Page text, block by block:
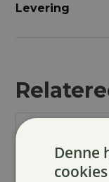
Levering
Denne
cookies